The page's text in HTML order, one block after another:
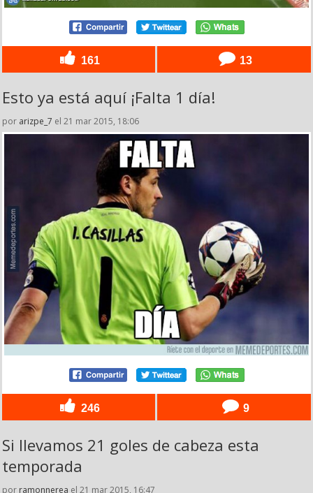
161 13
Esto ya está aquí ¡Falta 1 día!
por arizpe_7 el 21 mar 2015, 18:06
246 9
Si llevamos 21 goles de cabeza esta
temporada
por ramonnerea el 21 mar 2015, 16:47